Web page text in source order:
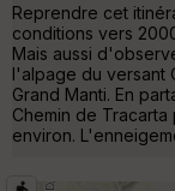
Reprendre cet
conditions vers
Mais aussi
l'alpage du versant
Grand Manti. En
Chemin de
environ.